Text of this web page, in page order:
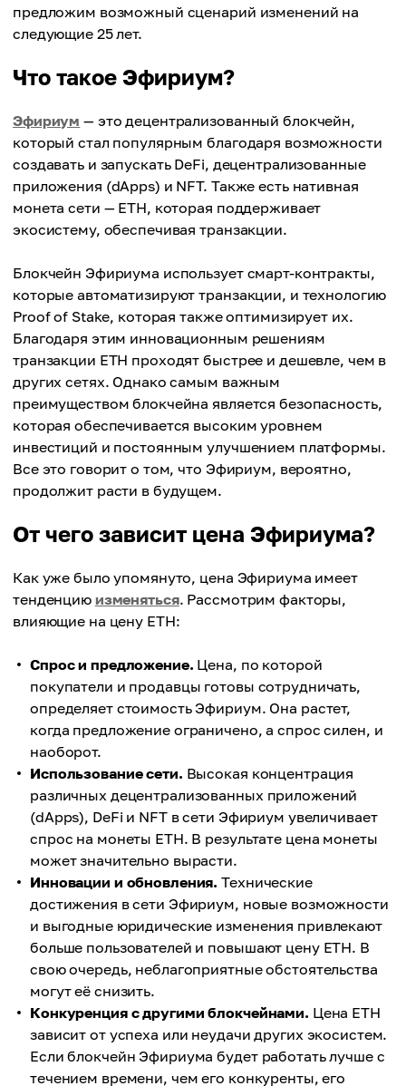
предложим возможный сценарий изменений на
следующие 25 лет.
Что такое Эфириум?
Эфириум — это децентрализованный блокчейн,
который стал популярным благодаря возможности
создавать и запускать DeFi, децентрализованные
приложения (dApps) и NFT. Также есть нативная
монета сети — ETH, которая поддерживает
экосистему, обеспечивая транзакции.
Блокчейн Эфириума использует смарт-контракты,
которые автоматизируют транзакции, и технологию
Proof of Stake, которая также оптимизирует их.
Благодаря этим инновационным решениям
транзакции ETH проходят быстрее и дешевле, чем в
других сетях. Однако самым важным
преимуществом блокчейна является безопасность,
которая обеспечивается высоким уровнем
инвестиций и постоянным улучшением платформы.
Все это говорит о том, что Эфириум, вероятно,
продолжит расти в будущем.
От чего зависит цена Эфириума?
Как уже было упомянуто, цена Эфириума имеет
тенденцию изменяться. Рассмотрим факторы,
влияющие на цену ETH:
Спрос и предложение. Цена, по которой
покупатели и продавцы готовы сотрудничать,
определяет стоимость Эфириум. Она растет,
когда предложение ограничено, а спрос силен, и
наоборот.
Использование сети. Высокая концентрация
различных децентрализованных приложений
(dApps), DeFi и NFT в сети Эфириум увеличивает
спрос на монеты ETH. В результате цена монеты
может значительно вырасти.
Инновации и обновления. Технические
достижения в сети Эфириум, новые возможности
и выгодные юридические изменения привлекают
больше пользователей и повышают цену ETH. В
свою очередь, неблагоприятные обстоятельства
могут её снизить.
Конкуренция с другими блокчейнами. Цена ETH
зависит от успеха или неудачи других экосистем.
Если блокчейн Эфириума будет работать лучше с
течением времени, чем его конкуренты, его